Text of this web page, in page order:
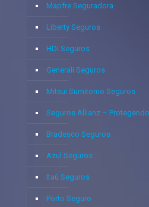
Mapfre Seguradora
Liberty Seguros
HDI Seguros
Generali Seguros
Mitsui Sumitomo Seguros
Seguros Allianz –
Bradesco Seguros
Azul Seguros
Itaú Seguros
Porto Seguro